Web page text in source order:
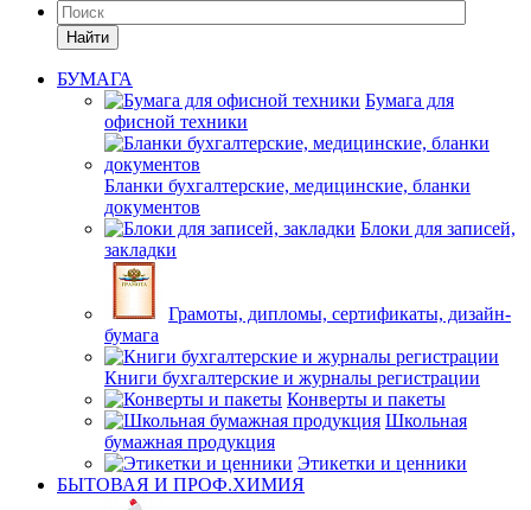
Найти
БУМАГА
Бумага для
офисной техники
Бланки бухгалтерские, медицинские, бланки
документов
Блоки для записей,
закладки
Грамоты, дипломы, сертификаты, дизайн-
бумага
Книги бухгалтерские и журналы регистрации
Конверты и пакеты
Школьная
бумажная продукция
Этикетки и ценники
БЫТОВАЯ И ПРОФ.ХИМИЯ